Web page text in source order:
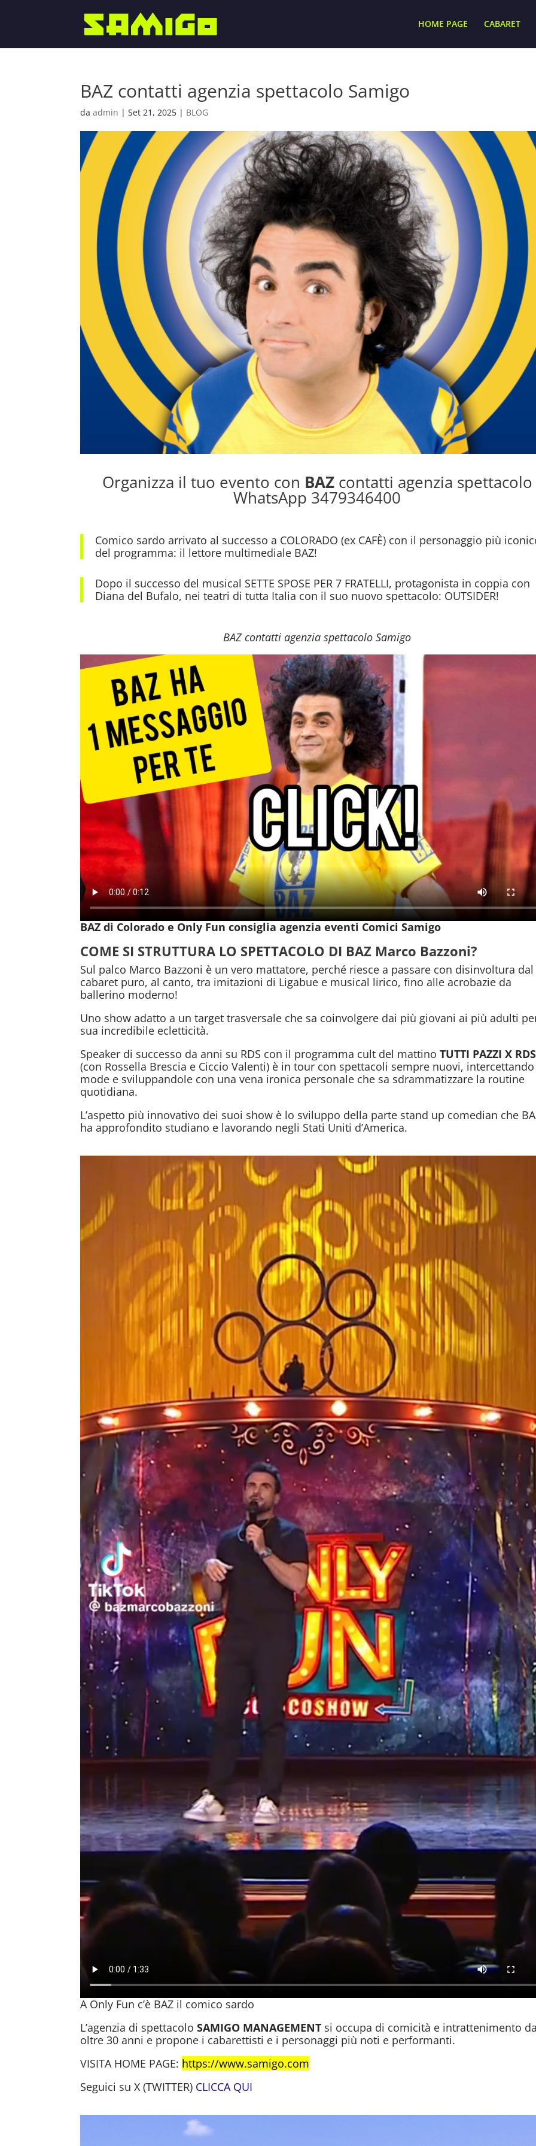
HOME PAGE CABARET
BAZ contatti agenzia spettacolo Samigo
daadmin |Set 21, 2025 | BLOG
Organizza il tuo evento con BAZcontatti agenzia spettacolo
WhatsApp 3479346400
Comico sardo arrivato al successo a COLORADO (ex CAFÈ) con il personaggio più
del programma: il lettore multimediale BAZ!
Dopo il successo del musical SETTE SPOSE PER 7 FRATELLI, protagonista in coppia con
Diana del Bufalo, nei teatri di tutta Italia con il suo nuovo spettacolo: OUTSIDER!
BAZ contatti agenzia spettacolo Samigo
BAZ di Colorado e Only Fun consiglia agenzia eventi Comici Samigo
COME SI STRUTTURA LO SPETTACOLO DI BAZ Marco Bazzoni?
Sul palco Marco Bazzoni è un vero mattatore, perché riesce a passare con disinvoltura dal
cabaret puro, al canto, tra imitazioni di Ligabue e musical lirico, fino alle acrobazie da
ballerino moderno!
Uno show adatto a un target trasversale che sa coinvolgere dai più giovani ai più adulti
sua incredibile ecletticità.
Speaker di successo da anni su RDS con il programma cult del mattinoTUTTI PAZZI X RDS
(con Rossella Brescia e Ciccio Valenti) è in tour con spettacoli sempre nuovi,
mode e sviluppandole con una vena ironica personale che sa sdrammatizzare la routine
quotidiana.
L’aspetto più innovativo dei suoi show è lo sviluppo della parte stand up comedian che
ha approfondito studiano e lavorando negli Stati Uniti d’America.
A Only Fun c’è BAZ il comico sardo
L’agenzia di spettacoloSAMIGO MANAGEMENT si occupa di comicità e intrattenimento
oltre 30 anni e propone i cabarettisti e i personaggi più noti e performanti.
VISITA HOME PAGE: https://www.samigo.com
Seguici su X (TWITTER) CLICCA QUI